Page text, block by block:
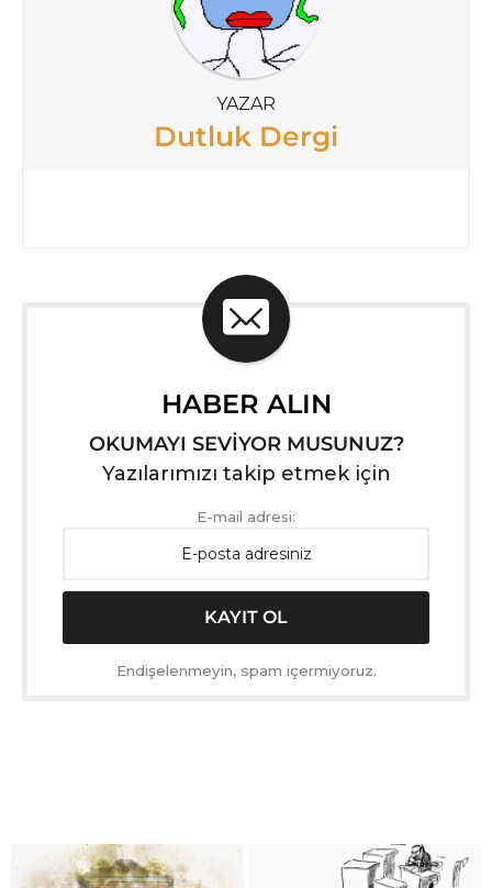
YAZAR
Dutluk Dergi
HABER ALIN
OKUMAYI SEVİYOR MUSUNUZ?
Yazılarımızı takip etmek için
E-mail adresi:
Endişelenmeyin, spam içermiyoruz.